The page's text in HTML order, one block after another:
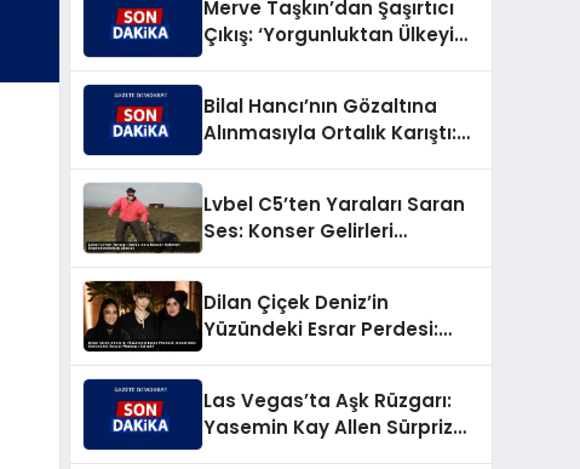
Merve Taşkın’dan Şaşırtıcı
Çıkış: ‘Yorgunluktan Ülkeyi
Bilal Hancı’nın Gözaltına
Alınmasıyla Ortalık Karıştı:
Lvbel C5’ten Yaraları Saran
Ses: Konser Gelirleri
Dilan Çiçek Deniz’in
Yüzündeki Esrar Perdesi:
Las Vegas’ta Aşk Rüzgarı:
Yasemin Kay Allen Sürpriz